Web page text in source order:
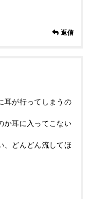
返信
耳が行ってしまうの
か耳に入ってこない
、どんどん流してほ